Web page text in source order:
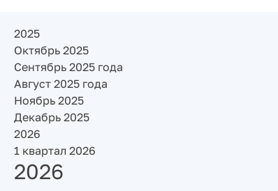
2025
Октябрь 2025
Сентябрь 2025 года
Август 2025 года
Ноябрь 2025
Декабрь 2025
2026
1 квартал 2026
2026